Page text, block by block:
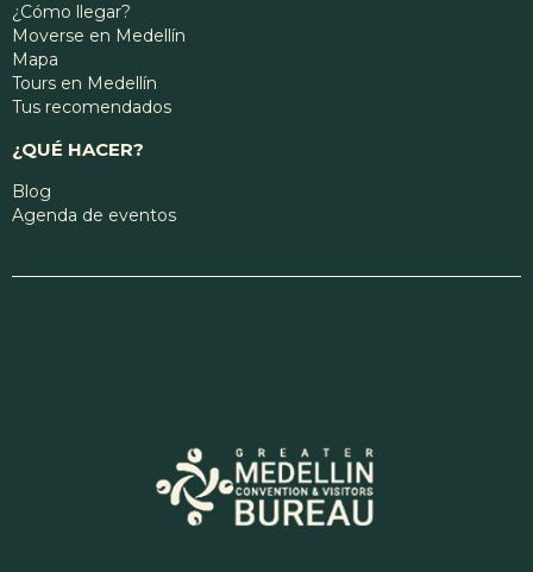
¿Cómo llegar?
Moverse en Medellín
Mapa
Tours en Medellín
Tus recomendados
¿QUÉ HACER?
Blog
Agenda de eventos